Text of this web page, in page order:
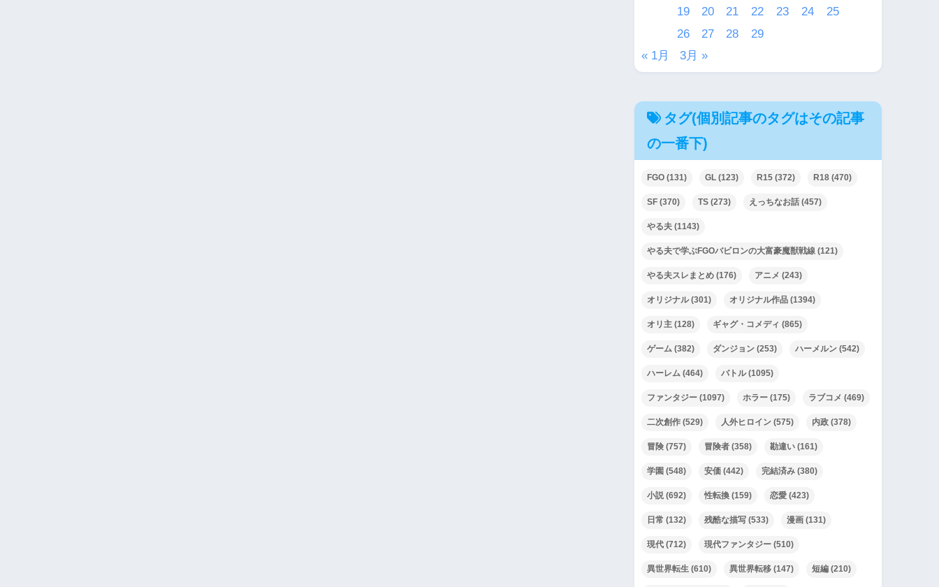
19
20 21 22 23 24
25
26
27 28
29
« 1月
3月 »
タグ(個別記事のタグはその記事
の一番下)
FGO (131) GL (123) R15 (372) R18 (470)
SF (370) TS (273) えっちなお話 (457)
やる夫 (1143)
やる夫で学ぶFGOバビロンの大富豪魔獣戦線 (121)
やる夫スレまとめ (176) アニメ (243)
オリジナル(301) オリジナル作品 (1394)
オリ主 (128) ギャグ・コメディ (865)
ゲーム (382) ダンジョン (253) ハーメルン (542)
ハーレム (464) バトル(1095)
ファンタジー (1097) ホラー (175) ラブコメ (469)
二次創作 (529) 人外ヒロイン (575) 内政 (378)
冒険 (757) 冒険者 (358) 勘違い (161)
学園 (548) 安価 (442) 完結済み (380)
小説(692) 性転換 (159) 恋愛 (423)
日常 (132) 残酷な描写 (533) 漫画 (131)
現代 (712) 現代ファンタジー (510)
異世界転生 (610) 異世界転移 (147) 短編 (210)